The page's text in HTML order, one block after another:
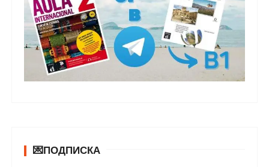
💌ПОДПИСКА